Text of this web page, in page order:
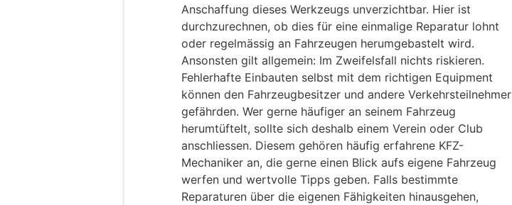
Anschaffung dieses Werkzeugs unverzichtbar. Hier ist
durchzurechnen, ob dies für eine einmalige Reparatur lohnt
oder regelmässig an Fahrzeugen herumgebastelt wird.
Ansonsten gilt allgemein: Im Zweifelsfall nichts riskieren.
Fehlerhafte Einbauten selbst mit dem richtigen Equipment
können den Fahrzeugbesitzer und andere Verkehrsteilnehmer
gefährden. Wer gerne häufiger an seinem Fahrzeug
herumtüftelt, sollte sich deshalb einem Verein oder Club
anschliessen. Diesem gehören häufig erfahrene KFZ-
Mechaniker an, die gerne einen Blick aufs eigene Fahrzeug
werfen und wertvolle Tipps geben. Falls bestimmte
Reparaturen über die eigenen Fähigkeiten hinausgehen,